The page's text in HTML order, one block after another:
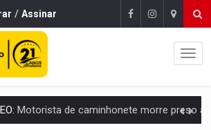
/ Assinar
Seis lugares gratuitos para aproveitar o fim de semana